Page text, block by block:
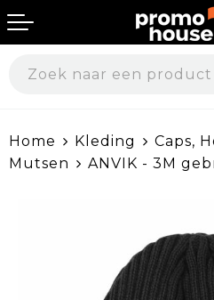
Beurs & Events
Veiligheid, Auto en
Duurzame &
Werkkleding per sector
Werkschoenen &
Home Kleding
Caps,
Mutsen
ANVIK - 3M